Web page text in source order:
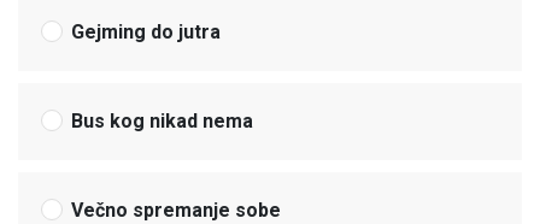
Gejming do jutra
Bus kog nikad nema
Večno spremanje sobe